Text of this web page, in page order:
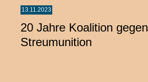
13.11.2023
20 Jahre Koalition gegen
Streumunition